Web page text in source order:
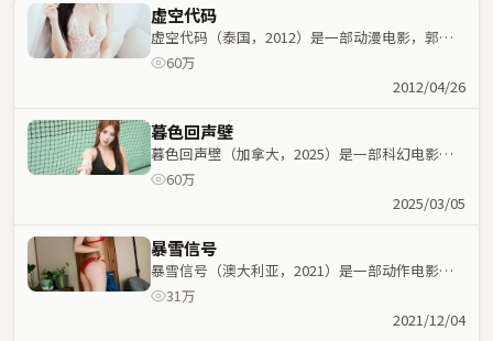
虚空代码
虚空代码（泰国，2012）是一部动漫电影，郭帆
执导，乔杉、长泽雅美等主演；动漫元素与人物命
60万
2012/04/26
暮色回声壁
暮色回声壁（加拿大，2025）是一部科幻电影，
陈可辛执导，黄渤、周润发等主演；科幻元素与人
60万
2025/03/05
暴雪信号
暴雪信号（澳大利亚，2021）是一部动作电影，
大卫·芬奇执导，大鹏、裴斗娜等主演；动作元素
31万
2021/12/04